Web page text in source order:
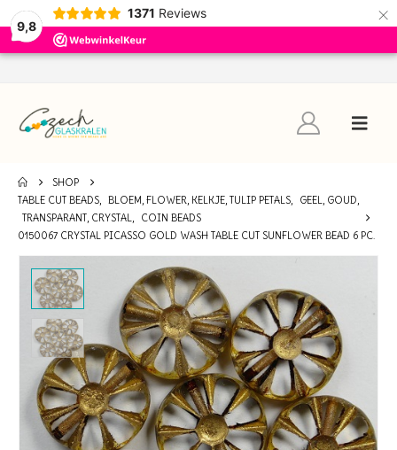
9,8
1371 Reviews ×
SHOP
TABLE CUT BEADS, BLOEM, FLOWER, KELKJE, TULIP PETALS, GEEL, GOUD,
TRANSPARANT, CRYSTAL,
COIN BEADS
0150067 CRYSTAL PICASSO GOLD WASH TABLE CUT SUNFLOWER BEAD 6 PC.